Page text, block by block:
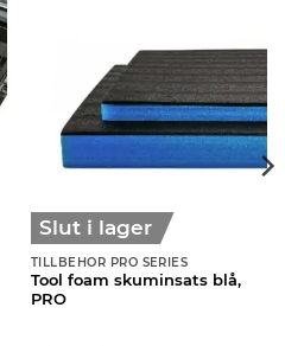
Slut i lager
TILLBEHÖR PRO SERIES
Tool foam skuminsats blå,
PRO